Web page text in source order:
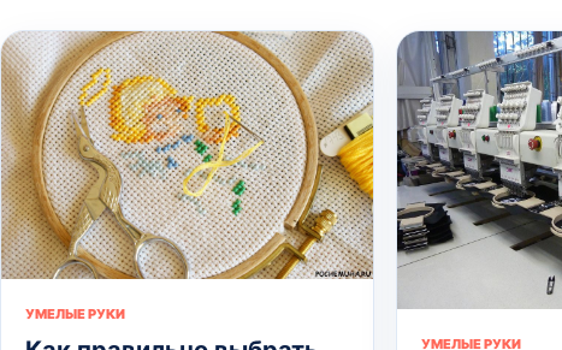
УМЕЛЫЕ РУКИ
УМЕЛЫЕ РУКИ